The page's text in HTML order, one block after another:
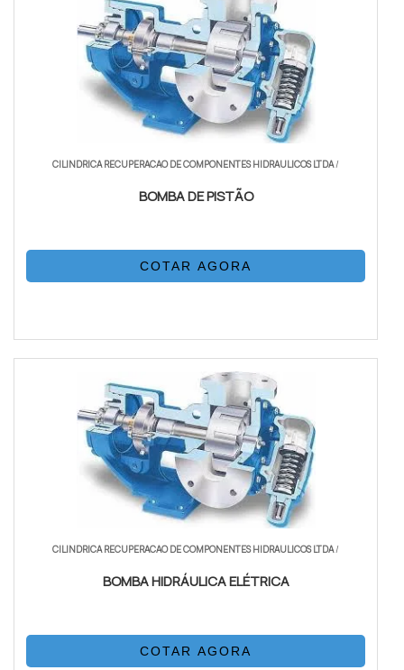
CILINDRICA RECUPERACAO DE COMPONENTES HIDRAULICOS LTDA/
BOMBA DE PISTÃO
COTAR AGORA
CILINDRICA RECUPERACAO DE COMPONENTES HIDRAULICOS LTDA/
BOMBA HIDRÁULICA ELÉTRICA
COTAR AGORA